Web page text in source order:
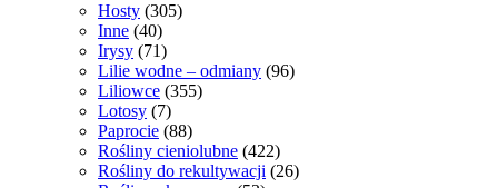
Hosty (305)
Inne (40)
Irysy (71)
Lilie wodne – odmiany (96)
Liliowce (355)
Lotosy (7)
Paprocie (88)
Rośliny cieniolubne (422)
Rośliny do rekultywacji (26)